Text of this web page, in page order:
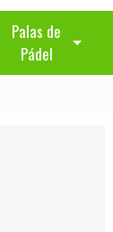
Palas de
Pádel